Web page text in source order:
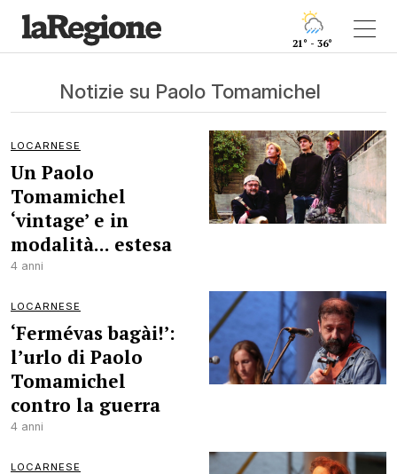
21° - 36°
Notizie su Paolo Tomamichel
LOCARNESE
Un Paolo
Tomamichel
‘vintage’ e in
modalità... estesa
4 anni
LOCARNESE
‘Fermévas bagài!’:
l’urlo di Paolo
Tomamichel
contro la guerra
4 anni
LOCARNESE